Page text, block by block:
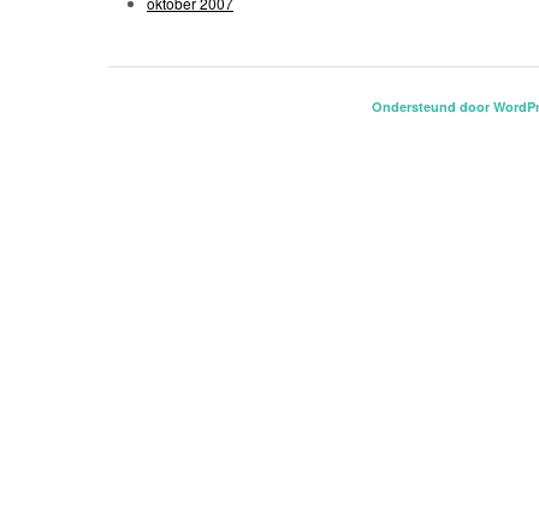
Ondersteund door